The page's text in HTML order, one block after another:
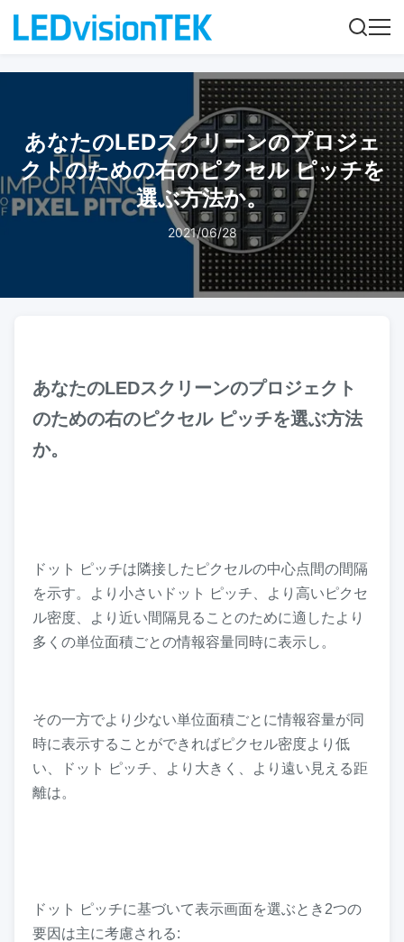
あなたのLEDスクリーンのプロジェ
クトのための右のピクセル ピッチを
選ぶ方法か。
2021/06/28
あなたのLEDスクリーンのプロジェクト
のための右のピクセル ピッチを選ぶ方法
か。
ドット ピッチは隣接したピクセルの中心点間の間隔
を示す。より小さいドット ピッチ、より高いピクセ
ル密度、より近い間隔見ることのために適したより
多くの単位面積ごとの情報容量同時に表示し。
その一方でより少ない単位面積ごとに情報容量が同
時に表示することができればピクセル密度より低
い、ドット ピッチ、より大きく、より遠い見える距
離は。
ドット ピッチに基づいて表示画面を選ぶとき2つの
要因は主に考慮される: